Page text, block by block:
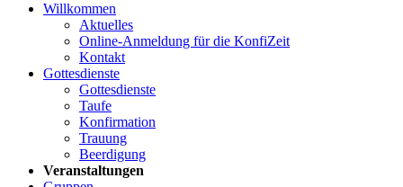
Willkommen
Aktuelles
Online-Anmeldung für die KonfiZeit
Kontakt
Gottesdienste
Gottesdienste
Taufe
Konfirmation
Trauung
Beerdigung
Veranstaltungen